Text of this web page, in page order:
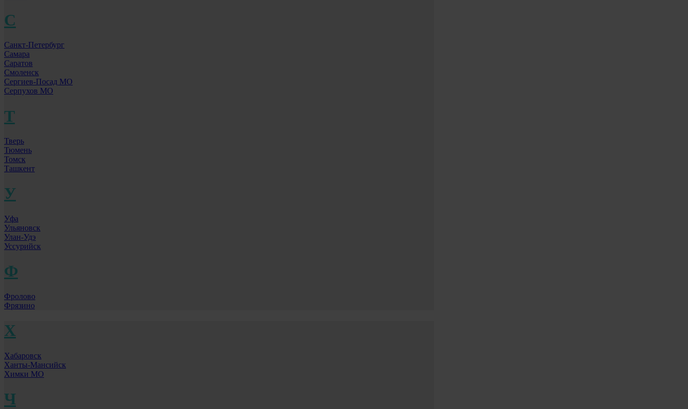
С
Санкт-Петербург
Самара
Саратов
Смоленск
Сергиев-Посад МО
Серпухов МО
Т
Тверь
Тюмень
Томск
Ташкент
У
Уфа
Ульяновск
Улан-Удэ
Уссурийск
Ф
Фролово
Фрязино
Х
Хабаровск
Ханты-Мансийск
Химки МО
Ч